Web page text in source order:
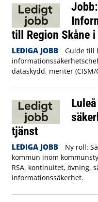
Jobb:
till Region Skåne
LEDIGA JOBB
Guide till
dataskydd, meriter (CISM/
tjänst
LEDIGA JOBB
Ny roll:
kommun inom
RSA, kontinuitet, övning,
informationssäkerhet.